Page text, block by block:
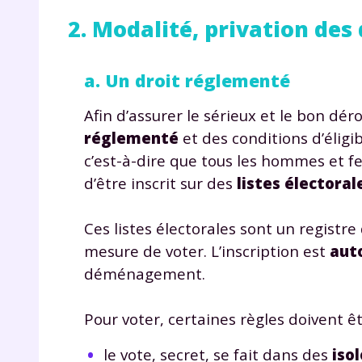
2. Modalité, privation
a. Un droit réglementé
Afin d’assurer le sérieux et le bon
réglementé et des conditions
c’est-à-dire que tous les hommes et
d’être inscrit sur des listes
Ces listes électorales sont un
mesure de voter. L’inscription est
déménagement.
Pour voter, certaines règles doivent
le vote, secret, se fait dans des
*
vos
Votre